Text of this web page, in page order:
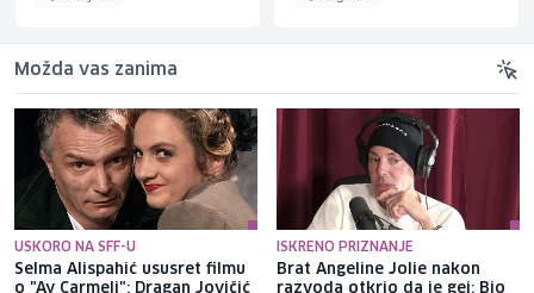
Možda vas zanima
USKORO NA SFF-U
Selma Alispahić ususret filmu
o "Ay Carmeli": Dragan Jovičić
ISKRENO PRIZNANJE
Brat Angeline Jolie nakon
razvoda otkrio da je gej: Bio